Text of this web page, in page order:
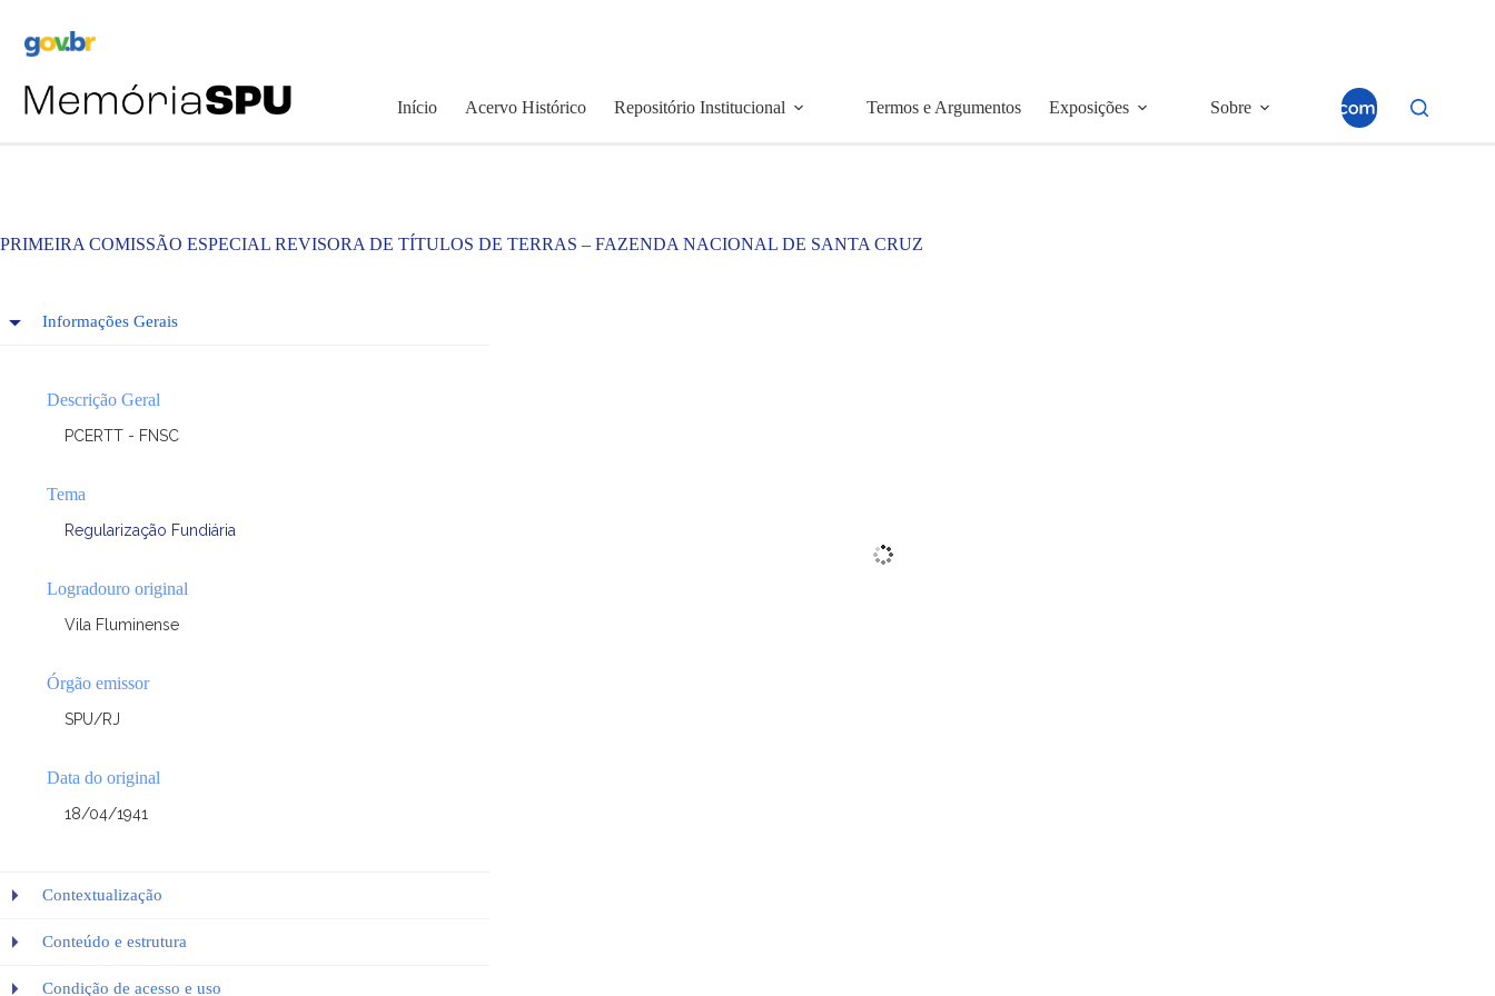
Início Acervo Histórico Repositório Institucional Termos e Argumentos Exposições Sobre
PRIMEIRA COMISSÃO ESPECIAL REVISORA DE TÍTULOS DE TERRAS – FAZENDA NACIONAL DE SANTA CRUZ
Informações Gerais
Descrição Geral
PCERTT - FNSC
Tema
Regularização Fundiária
Logradouro original
Vila Fluminense
Órgão emissor
SPU/RJ
Data do original
18/04/1941
Contextualização
Conteúdo e estrutura
Condição de acesso e uso